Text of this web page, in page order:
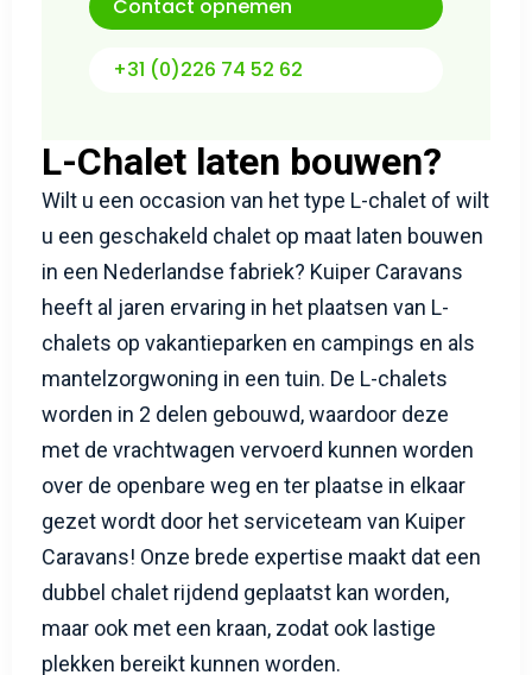
L-Chalet laten bouwen?
Wilt u een occasion van het type L-chalet of wilt
u een geschakeld chalet op maat laten bouwen
in een Nederlandse fabriek? Kuiper Caravans
heeft al jaren ervaring in het plaatsen van L-
chalets op vakantieparken en campings en als
mantelzorgwoning in een tuin. De L-chalets
worden in 2 delen gebouwd, waardoor deze
met de vrachtwagen vervoerd kunnen worden
over de openbare weg en ter plaatse in elkaar
gezet wordt door het serviceteam van Kuiper
Caravans! Onze brede expertise maakt dat een
dubbel chalet rijdend geplaatst kan worden,
maar ook met een kraan, zodat ook lastige
Contact opnemen